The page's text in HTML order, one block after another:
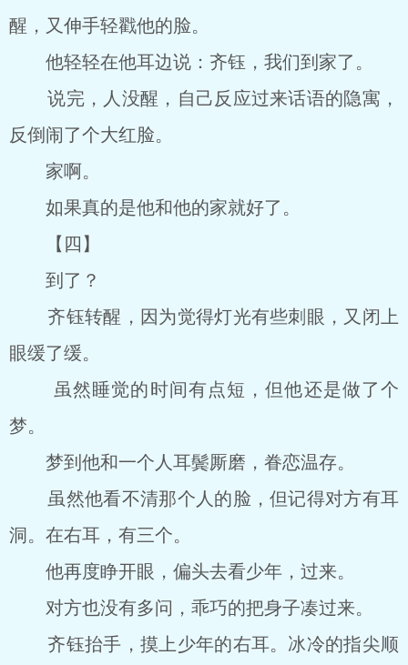
醒，又伸手轻戳他的脸。
他轻轻在他耳边说：齐钰，我们到家了。
说完，人没醒，自己反应过来话语的隐寓，
反倒闹了个大红脸。
家啊。
如果真的是他和他的家就好了。
【四】
到了？
齐钰转醒，因为觉得灯光有些刺眼，又闭上
眼缓了缓。
虽然睡觉的时间有点短，但他还是做了个
梦。
梦到他和一个人耳鬓厮磨，眷恋温存。
虽然他看不清那个人的脸，但记得对方有耳
洞。在右耳，有三个。
他再度睁开眼，偏头去看少年，过来。
对方也没有多问，乖巧的把身子凑过来。
齐钰抬手，摸上少年的右耳。冰冷的指尖顺